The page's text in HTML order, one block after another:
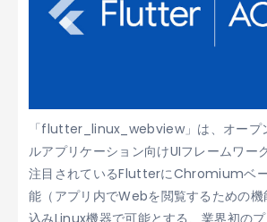
「flutter_linux_webview」は、オープ
ルアプリケーション向けUIフレームワー
注目されているFlutterにChromiumベ
能（アプリ内でWebを閲覧するための機